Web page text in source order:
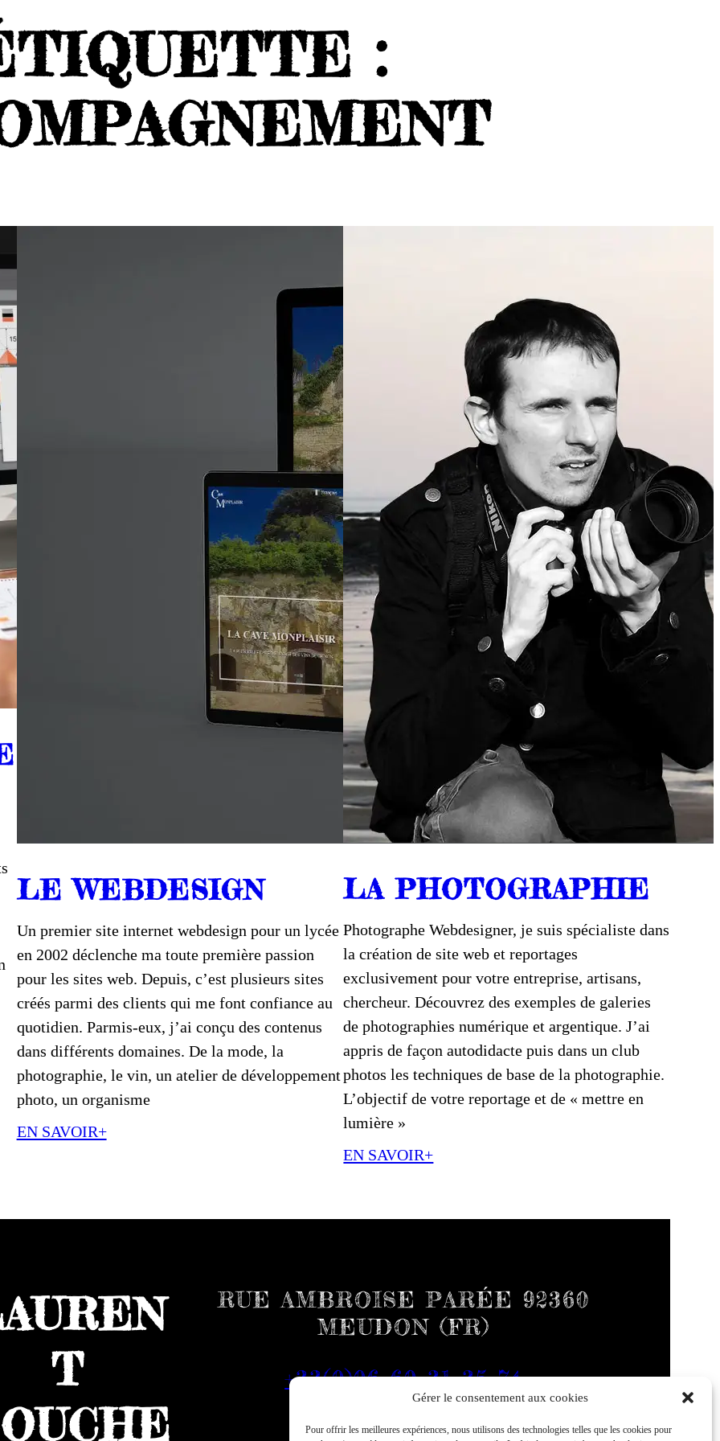
Gérer le consentement aux cookies
Pour offrir les meilleures expériences, nous utilisons des technologies telles que les cookies pour
:
LE WEBDESIGN
Un premier site internet webdesign pour un lycée
en 2002 déclenche ma toute première passion
pour les sites web. Depuis, c’est plusieurs sites
créés parmi des clients qui me font confiance au
quotidien. Parmis-eux, j’ai conçu des contenus
dans différents domaines. De la mode, la
photographie, le vin, un atelier de développement
photo, un organisme
EN SAVOIR+
LA PHOTOGRAPHIE
Photographe Webdesigner, je suis spécialiste dans
la création de site web et reportages
exclusivement pour votre entreprise, artisans,
chercheur. Découvrez des exemples de galeries
de photographies numérique et argentique. J’ai
appris de façon autodidacte puis dans un club
photos les techniques de base de la photographie.
L’objectif de votre reportage et de « mettre en
lumière »
EN SAVOIR+
T
RUE AMBROISE PARÉE 92360
MEUDON (FR)
+33(0)06 60 31 35 74